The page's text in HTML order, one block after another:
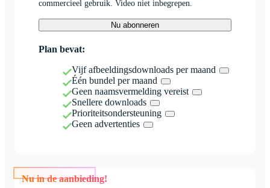
commercieel gebruik. Video niet inbegrepen.
Nu abonneren
Plan bevat:
Vijf afbeeldingsdownloads per maand
Één bundel per maand
Geen naamsvermelding vereist
Snellere downloads
Prioriteitsondersteuning
Geen advertenties
Nu in de aanbieding!